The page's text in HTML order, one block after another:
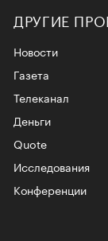
ДРУГИЕ
Новости
Газета
Телеканал
Деньги
Quote
Исследования
Конференции